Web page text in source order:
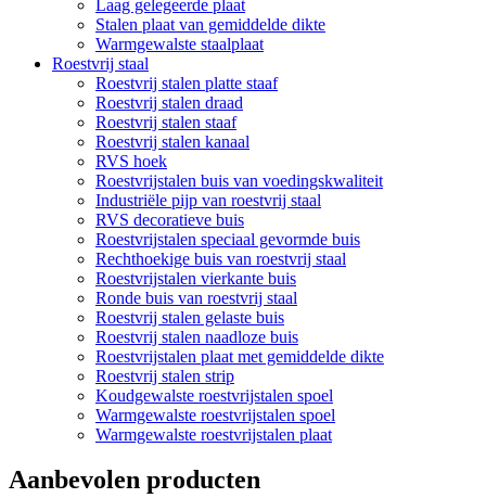
Laag gelegeerde plaat
Stalen plaat van gemiddelde dikte
Warmgewalste staalplaat
Roestvrij staal
Roestvrij stalen platte staaf
Roestvrij stalen draad
Roestvrij stalen staaf
Roestvrij stalen kanaal
RVS hoek
Roestvrijstalen buis van voedingskwaliteit
Industriële pijp van roestvrij staal
RVS decoratieve buis
Roestvrijstalen speciaal gevormde buis
Rechthoekige buis van roestvrij staal
Roestvrijstalen vierkante buis
Ronde buis van roestvrij staal
Roestvrij stalen gelaste buis
Roestvrij stalen naadloze buis
Roestvrijstalen plaat met gemiddelde dikte
Roestvrij stalen strip
Koudgewalste roestvrijstalen spoel
Warmgewalste roestvrijstalen spoel
Warmgewalste roestvrijstalen plaat
Aanbevolen producten